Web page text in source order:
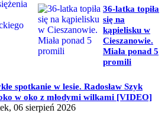
36-latka topiła
się na
kąpielisku w
Cieszanowie.
Miała ponad 5
promili
spotkanie w lesie. Radosław Szyk
w oko z młodymi wilkami [VIDEO]
06 sierpień 2026